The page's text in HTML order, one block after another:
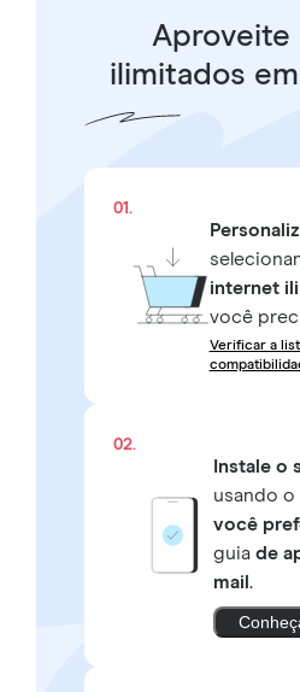
Aproveite
ilimitados
01.
internet
você
Verificar a
02.
Instale o
usando o
você
guia de
mail .